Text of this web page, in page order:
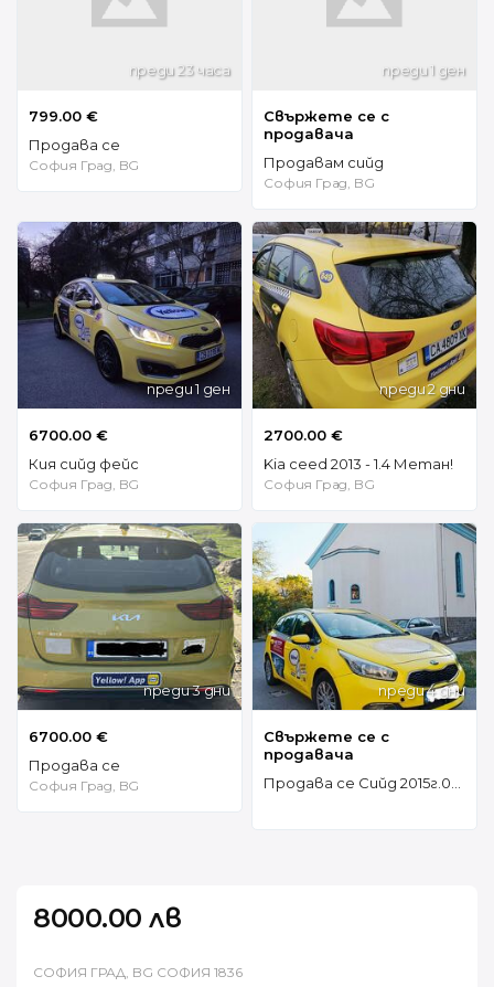
преди 23 часа
799.00 €
Продава се
София Град, BG
преди 1 ден
Свържете се с
продавача
Продавам сийд
София Град, BG
преди 1 ден
6700.00 €
Кия сийд фейс
София Град, BG
преди 2 дни
2700.00 €
Kia ceed 2013 - 1.4 Метан!
София Град, BG
преди 3 дни
6700.00 €
Продава се
София Град, BG
преди 4 дни
Свържете се с
продавача
8000.00 лв
СОФИЯ ГРАД, BG СОФИЯ 1836